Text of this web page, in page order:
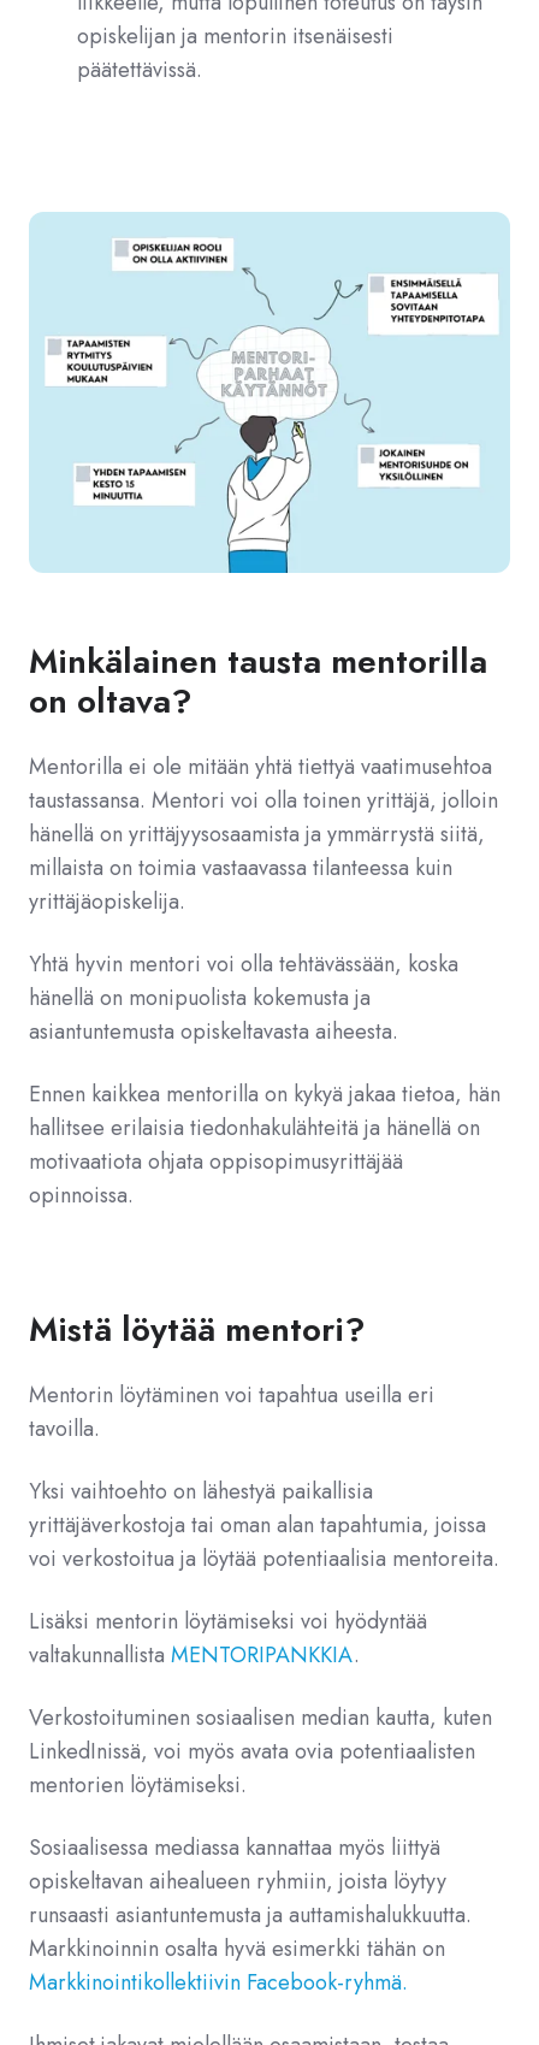
opiskelijan ja mentorin itsenäisesti
päätettävissä.
Minkälainen tausta mentorilla
on oltava?
Mentorilla ei ole mitään yhtä tiettyä vaatimusehtoa
taustassansa. Mentori voi olla toinen yrittäjä, jolloin
hänellä on yrittäjyysosaamista ja ymmärrystä siitä,
millaista on toimia vastaavassa tilanteessa kuin
yrittäjäopiskelija.
Yhtä hyvin mentori voi olla tehtävässään, koska
hänellä on monipuolista kokemusta ja
asiantuntemusta opiskeltavasta aiheesta.
Ennen kaikkea mentorilla on kykyä jakaa tietoa, hän
hallitsee erilaisia tiedonhakulähteitä ja hänellä on
motivaatiota ohjata oppisopimusyrittäjää
opinnoissa.
Mistä löytää mentori?
Mentorin löytäminen voi tapahtua useilla eri
tavoilla.
Yksi vaihtoehto on lähestyä paikallisia
yrittäjäverkostoja tai oman alan tapahtumia, joissa
voi verkostoitua ja löytää potentiaalisia mentoreita.
Lisäksi mentorin löytämiseksi voi hyödyntää
valtakunnallista MENTORIPANKKIA.
Verkostoituminen sosiaalisen median kautta, kuten
LinkedInissä, voi myös avata ovia potentiaalisten
mentorien löytämiseksi.
Sosiaalisessa mediassa kannattaa myös liittyä
opiskeltavan aihealueen ryhmiin, joista löytyy
runsaasti asiantuntemusta ja auttamishalukkuutta.
Markkinoinnin osalta hyvä esimerkki tähän on
Markkinointikollektiivin Facebook-ryhmä.